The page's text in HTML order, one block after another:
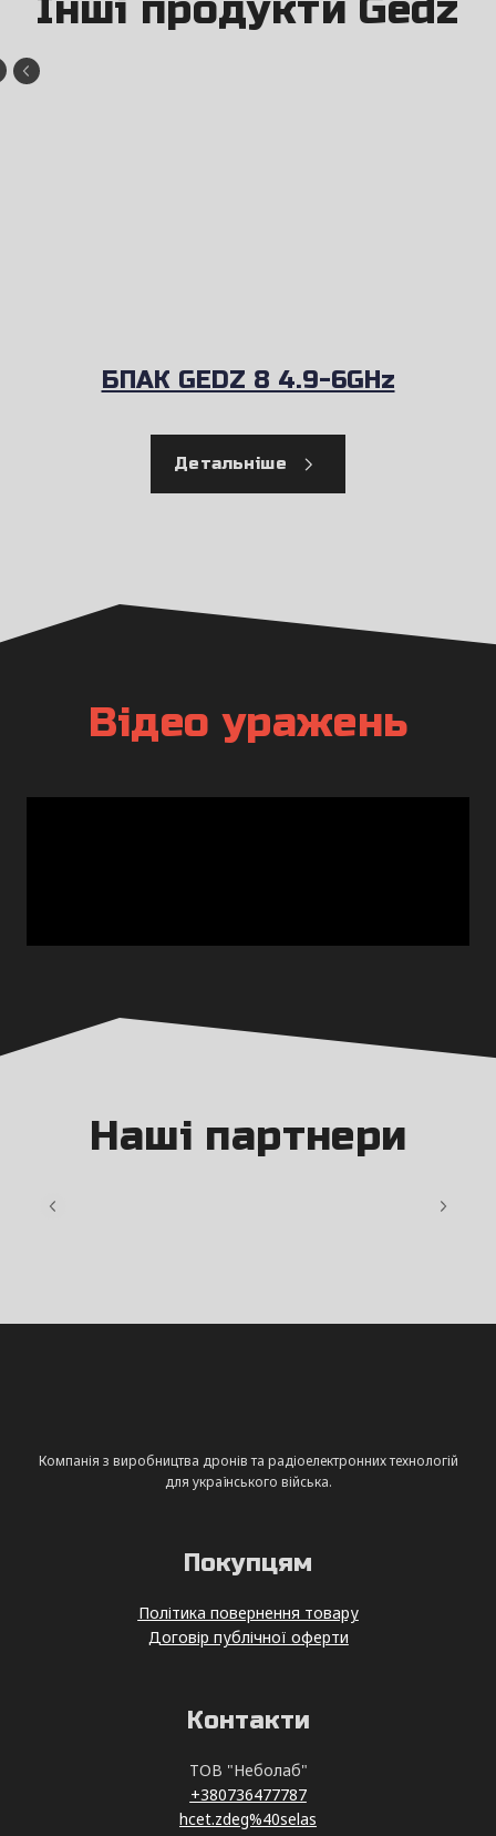
Інші продукти Gedz
БПАК GEDZ 8 4.9-6GHz
Детальніше
Відео уражень
Наші партнери
Компанія з виробництва дронів та радіоелектронних технологій
для українського війська.
Покупцям
Політика повернення товару
Договір публічної оферти
Контакти
ТОВ "Неболаб"
+380736477787
hcet.zdeg%40selas